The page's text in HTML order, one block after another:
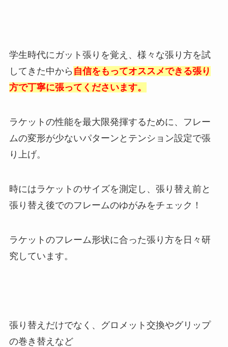
学生時代にガット張りを覚え、様々な張り方を試
してきた中から 自信をもってオススメできる張り
方で丁寧に張ってくださいます。
ラケットの性能を最大限発揮するために、フレー
ムの変形が少ないパターンとテンション設定で張
り上げ。
時にはラケットのサイズを測定し、張り替え前と
張り替え後でのフレームのゆがみをチェック！
ラケットのフレーム形状に合った張り方を日々研
究しています。
張り替えだけでなく、グロメット交換やグリップ
の巻き替えなど